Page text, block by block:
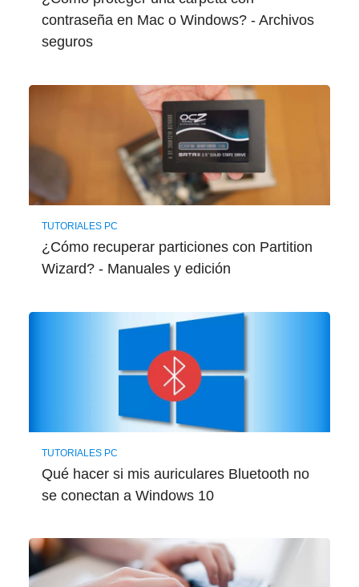
contraseña en Mac o Windows? - Archivos
seguros
TUTORIALES PC
¿Cómo recuperar particiones con Partition
Wizard? - Manuales y edición
TUTORIALES PC
Qué hacer si mis auriculares Bluetooth no
se conectan a Windows 10